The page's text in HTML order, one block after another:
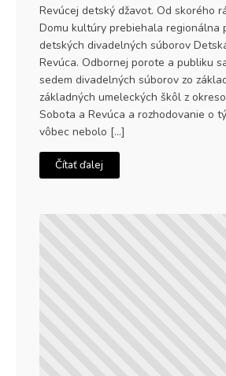
Revúcej detský džavot. Od skorého
Domu kultúry prebiehala regionálna
detských divadelných súborov
Revúca. Odbornej porote a publiku
sedem divadelných súborov zo
základných umeleckých škôl z
Sobota a Revúca a rozhodovanie o
vôbec nebolo […]
Čítať ďalej